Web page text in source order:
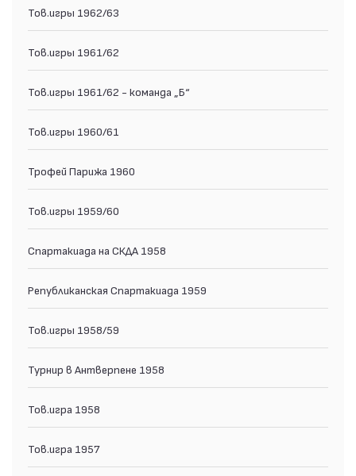
Тов.игры 1962/63
Тов.игры 1961/62
Тов.игры 1961/62 - команда „Б“
Тов.игры 1960/61
Трофей Парижа 1960
Тов.игры 1959/60
Спартакиада на СКДА 1958
Републиканская Спартакиада 1959
Тов.игры 1958/59
Турнир в Антверпене 1958
Тов.игра 1958
Тов.игра 1957